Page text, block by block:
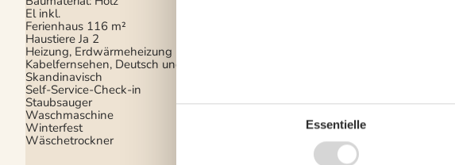
El inkl.
Ferienhaus 116 m²
Haustiere Ja 2
Heizung, Erdwärmeheizung
Kabelfernsehen, Deutsch und
Skandinavisch
Self-Service-Check-in
Staubsauger
Waschmaschine
Winterfest
Wäschetrockner
Essentielle